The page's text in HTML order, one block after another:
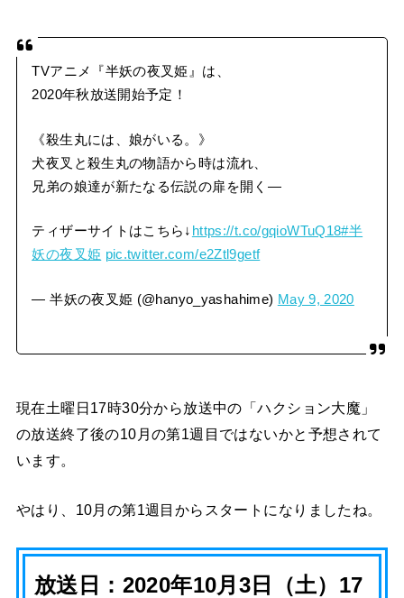
TVアニメ『半妖の夜叉姫』は、
2020年秋放送開始予定！
《殺生丸には、娘がいる。》
犬夜叉と殺生丸の物語から時は流れ、
兄弟の娘達が新たなる伝説の扉を開く—
ティザーサイトはこちら↓ https://t.co/gqioWTuQ18#半
妖の夜叉姫 pic.twitter.com/e2Ztl9getf
— 半妖の夜叉姫 (@hanyo_yashahime) May 9, 2020
現在土曜日17時30分から放送中の「ハクション大魔」
の放送終了後の10月の第1週目ではないかと予想されて
います。
やはり、10月の第1週目からスタートになりましたね。
放送日：2020年10月3日（土）17